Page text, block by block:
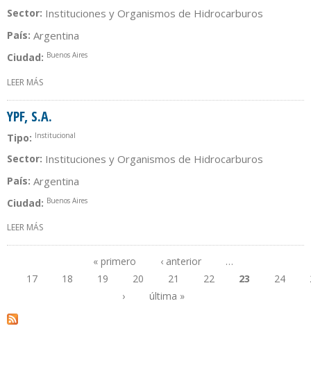
Sector: Instituciones y Organismos de Hidrocarburos
País: Argentina
Ciudad: Buenos Aires
LEER MÁS
YPF, S.A.
Tipo: Institucional
Sector: Instituciones y Organismos de Hidrocarburos
País: Argentina
Ciudad: Buenos Aires
LEER MÁS
Páginas
« primero ‹ anterior
…
17
18 19 20 21 22 23 24
›
última »